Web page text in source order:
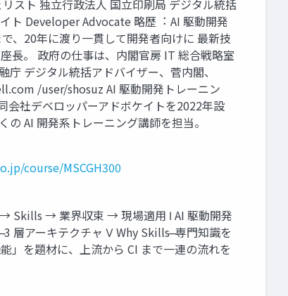
スト 独⽴⾏政法⼈ 国⽴印刷局 デジタル統括
ト Developer Advocate 略歴︓ AI 駆動開発
、20年に渡り⼀貫して開発者向けに 最新技
⻑。 政府の仕事は、内閣官房 IT 総合戦略室
デジタル統括アドバイザー、菅内閣、
/user/shosuz AI 駆動開発トレーニン
会社デベロッパーアドボケイトを2022年設
AI 開発系トレーニング講師を担当。
course/MSCGH300
Skills → 業界収束 → 現場適⽤ Ⅰ AI 駆動開発
層アーキテクチャ Ⅴ Why Skills ̶ 専⾨知識を
を題材に、上流から CI まで⼀連の流れを